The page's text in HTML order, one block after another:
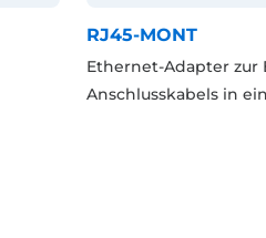
RJ45-MONT
Ethernet-Adapter zur
Anschlusskabels in